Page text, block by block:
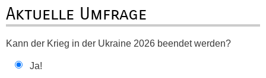
Aktuelle Umfrage
Kann der Krieg in der Ukraine 2026 beendet werden?
Ja!